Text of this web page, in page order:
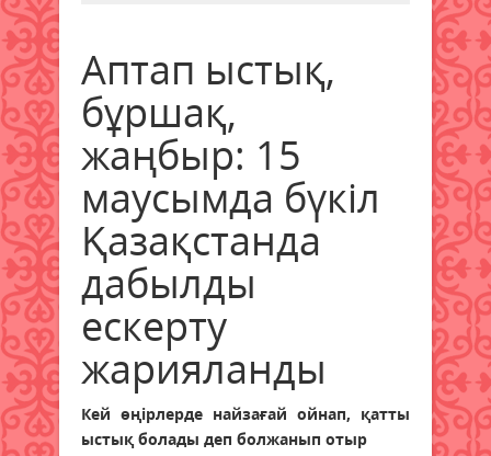
Аптап ыстық,
бұршақ,
жаңбыр: 15
маусымда бүкіл
Қазақстанда
дабылды
ескерту
жарияланды
Кей өңірлерде найзағай ойнап, қатты
ыстық болады деп болжанып отыр